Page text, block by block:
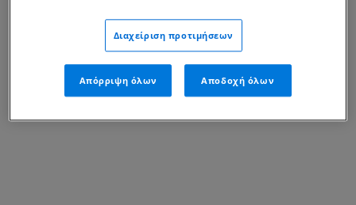
Διαχείριση προτιμήσεων
Απόρριψη όλων Αποδοχή όλων